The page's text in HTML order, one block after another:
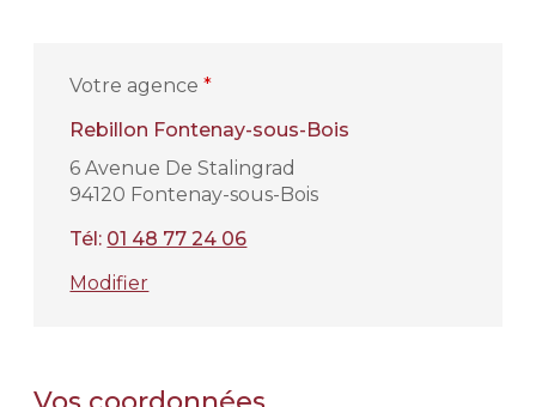
Votre agence*
Rebillon Fontenay-sous-Bois
6 Avenue De Stalingrad
94120 Fontenay-sous-Bois
Tél: 01 48 77 24 06
Modifier